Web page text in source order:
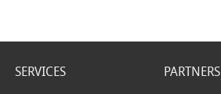
SERVICES PARTNERS